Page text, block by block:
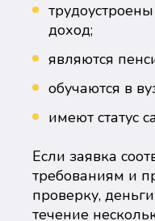
доход;
являются
обучаются в
имеют статус
Если заявка
требованиям и
проверку,
течение